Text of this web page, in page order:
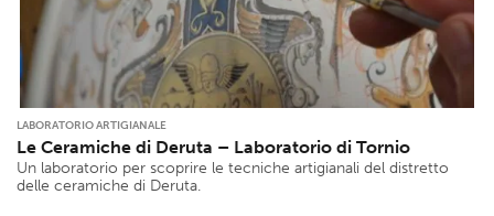
LABORATORIO ARTIGIANALE
Le Ceramiche di Deruta – Laboratorio di Tornio
Un laboratorio per scoprire le tecniche artigianali del distretto
delle ceramiche di Deruta.